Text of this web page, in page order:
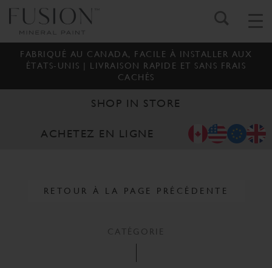
FABRIQUÉ AU CANADA, FACILE À INSTALLER AUX
ÉTATS-UNIS | LIVRAISON RAPIDE ET SANS FRAIS
CACHÉS
SHOP IN STORE
ACHETEZ EN LIGNE
RETOUR À LA PAGE PRÉCÉDENTE
CATÉGORIE